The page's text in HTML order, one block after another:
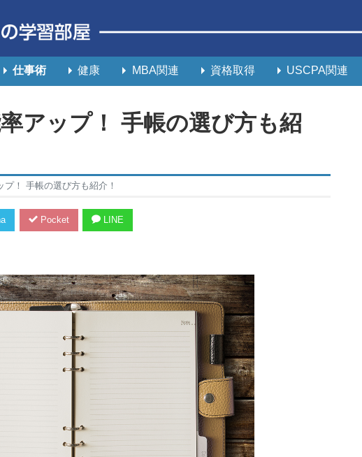
仕事術 健康 MBA関連 資格取得 USCPA関連
アップ！ 手帳の選び方も紹
！ 手帳の選び方も紹介！
Pocket LINE